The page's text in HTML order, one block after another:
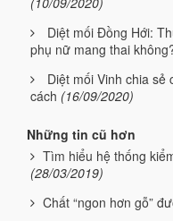
Diệt mối Đồng Hới:
phụ nữ mang thai
Diệt mối Vinh chia sẻ
cách (16/09/2020)
Những tin cũ hơn
Tìm hiểu hệ thống
(28/03/2019)
Chất “ngon hơn gỗ”